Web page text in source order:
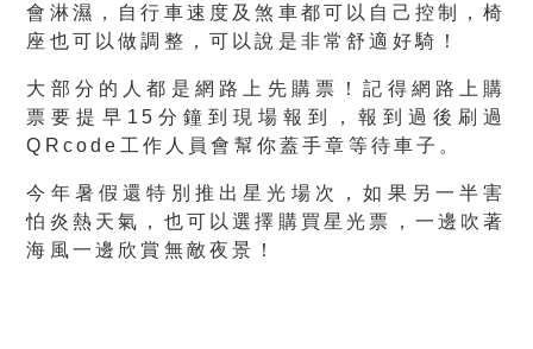
會淋濕，自行車速度及煞車都可以自己控制，椅
座也可以做調整，可以說是非常舒適好騎！
大部分的人都是 網路上先購票
！記得網路上購
票要提早15分鐘到現場報到，報到過後刷過
QRcode工作人員會幫你蓋手章等待車子。
今年暑假還特別推出星光場次
，如果另一半害
怕炎熱天氣，也可以選擇購買星光票，一邊吹著
海風一邊欣賞無敵夜景！